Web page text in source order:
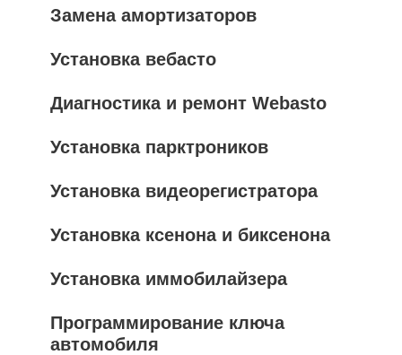
Замена амортизаторов
Установка вебасто
Диагностика и ремонт Webasto
Установка парктроников
Установка видеорегистратора
Установка ксенона и биксенона
Установка иммобилайзера
Программирование ключа
автомобиля